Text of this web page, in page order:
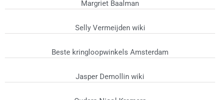
Margriet Baalman
Selly Vermeijden wiki
Beste kringloopwinkels Amsterdam
Jasper Demollin wiki